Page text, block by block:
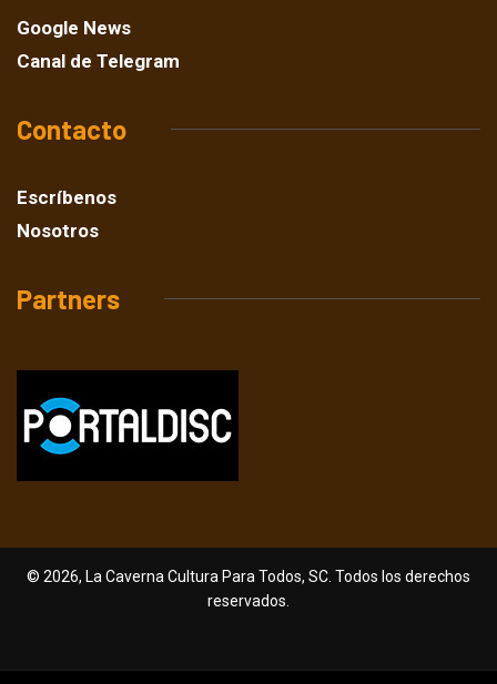
Google News
Canal de Telegram
Contacto
Escríbenos
Nosotros
Partners
© 2026, La Caverna Cultura Para Todos, SC. Todos los derechos
reservados.